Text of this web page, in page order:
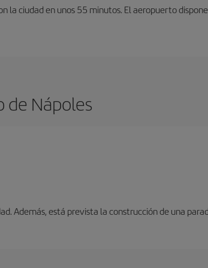
la ciudad en unos 55 minutos. El aeropuerto
Nápoles
Además, está prevista la construcción de una